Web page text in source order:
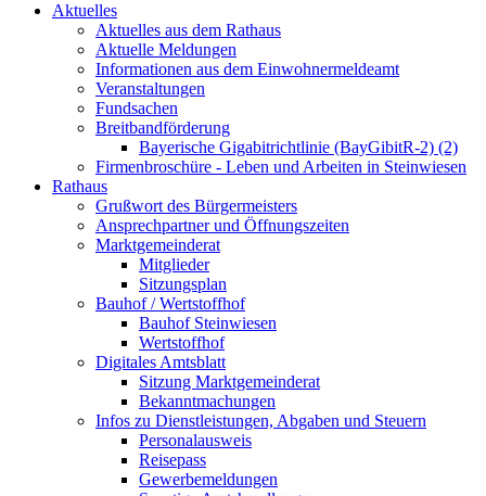
Aktuelles
Aktuelles aus dem Rathaus
Aktuelle Meldungen
Informationen aus dem Einwohnermeldeamt
Veranstaltungen
Fundsachen
Breitbandförderung
Bayerische Gigabitrichtlinie (BayGibitR-2) (2)
Firmenbroschüre - Leben und Arbeiten in Steinwiesen
Rathaus
Grußwort des Bürgermeisters
Ansprechpartner und Öffnungszeiten
Marktgemeinderat
Mitglieder
Sitzungsplan
Bauhof / Wertstoffhof
Bauhof Steinwiesen
Wertstoffhof
Digitales Amtsblatt
Sitzung Marktgemeinderat
Bekanntmachungen
Infos zu Dienstleistungen, Abgaben und Steuern
Personalausweis
Reisepass
Gewerbemeldungen